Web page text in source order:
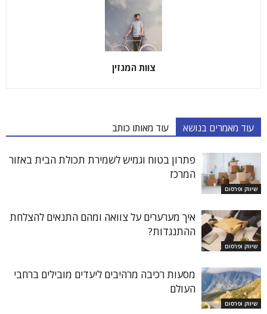
צוות המגזין
עוד מאמרים בנושא עוד מאותו כותב
שיווק ופרסום
פתרון בטוח וגמיש לשמירת תכולת הבית באזור
המרכז
שיווק ופרסום
איך מערערים על צוואה ומהם התנאים להצלחת
ההתנגדות?
שיווק ופרסום
מסעות רכיבה מרהיבים ליעדים מובילים ברחבי
העולם